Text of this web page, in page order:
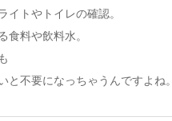
イトやトイレの確認。
食料や飲料水。
と不要になっちゃうんですよね。